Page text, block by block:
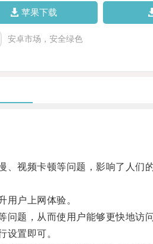
苹果下载
安卓市场，安全绿色
视频卡顿等问题，影响了人们的
户上网体验。
，从而使用户能够更快地访
置即可。